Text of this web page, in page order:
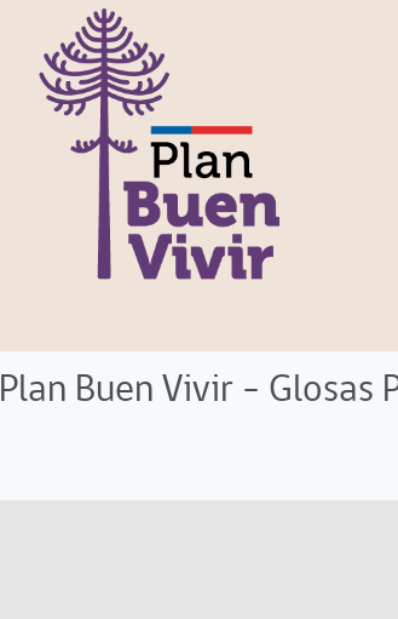
Plan Buen Vivir – Glosas